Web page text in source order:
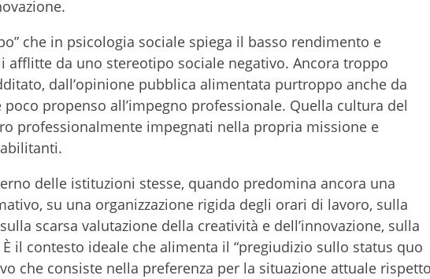
che in psicologia sociale spiega il basso rendimento e
afflitte da uno stereotipo sociale negativo. Ancora troppo
dall’opinione pubblica alimentata purtroppo anche da
propenso all’impegno professionale. Quella cultura del
professionalmente impegnati nella propria missione e
delle istituzioni stesse, quando predomina ancora una
su una organizzazione rigida degli orari di lavoro, sulla
scarsa valutazione della creatività e dell’innovazione, sulla
il contesto ideale che alimenta il “pregiudizio sullo status quo
che consiste nella preferenza per la situazione attuale rispetto